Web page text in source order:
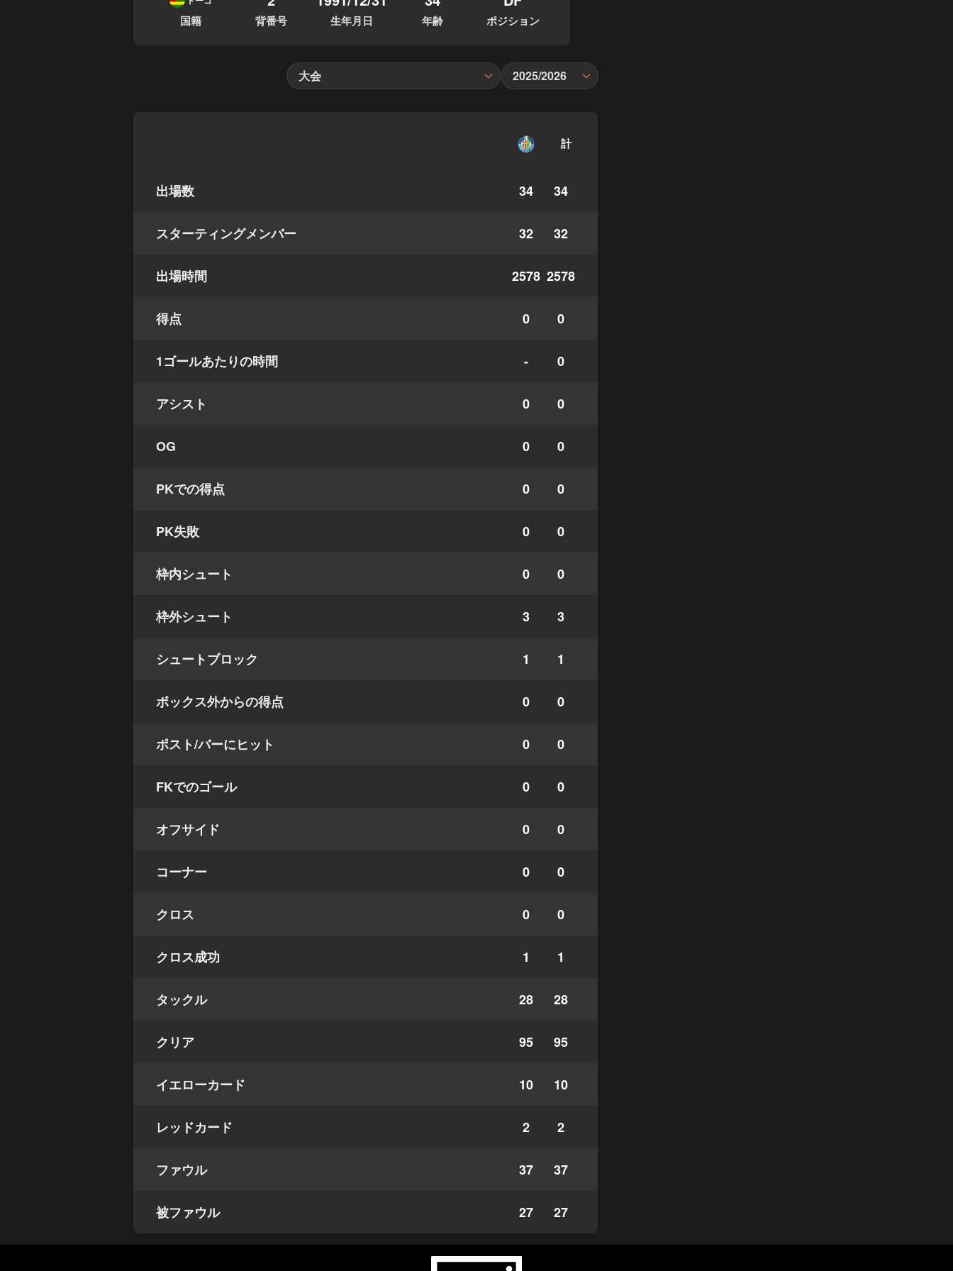
国籍 背番号 生年月日 年齢 ポジション
大会 2025/2026
計
出場数 34 34
スターティングメンバー 32 32
出場時間 2578 2578
得点 0 0
1ゴールあたりの時間 - 0
アシスト 0 0
OG 0 0
PKでの得点 0 0
PK失敗 0 0
枠内シュート 0 0
枠外シュート 3 3
シュートブロック 1 1
ボックス外からの得点 0 0
ポスト/バーにヒット 0 0
FKでのゴール 0 0
オフサイド 0 0
コーナー 0 0
クロス 0 0
クロス成功 1 1
タックル 28 28
クリア 95 95
イエローカード 10 10
レッドカード 2 2
ファウル 37 37
被ファウル 27 27